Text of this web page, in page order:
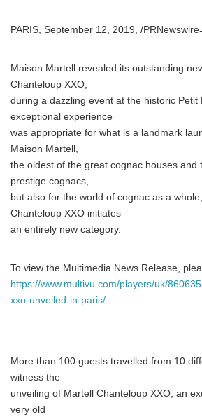
PARIS, September 12, 2019, /
Maison Martell revealed its outstanding
Chanteloup XXO,
during a dazzling event at the historic Petit
exceptional experience
was appropriate for what is a landmark
Maison Martell,
the oldest of the great cognac houses and
prestige cognacs,
but also for the world of cognac as a
Chanteloup XXO initiates
an entirely new category.
To view the Multimedia News Release,
https://www.multivu.com/players/uk/
xxo-unveiled-in-paris/
More than 100 guests travelled from 10
witness the
unveiling of Martell Chanteloup XXO, an
very old